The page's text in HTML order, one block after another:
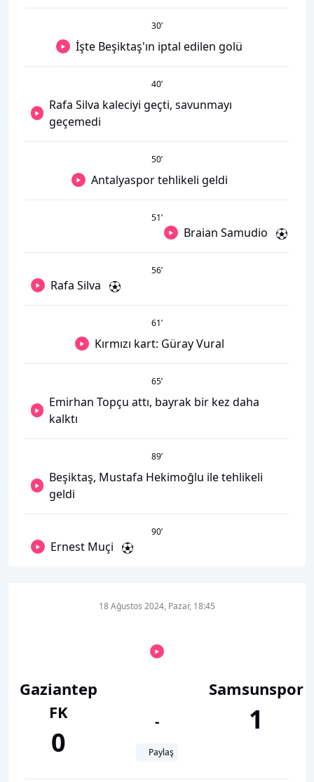
30’
İşte Beşiktaş'ın iptal edilen golü
40’
Rafa Silva kaleciyi geçti, savunmayı
geçemedi
50’
Antalyaspor tehlikeli geldi
51’
Braian Samudio
56’
Rafa Silva
61’
Kırmızı kart: Güray Vural
65’
Emirhan Topçu attı, bayrak bir kez daha
kalktı
89’
Beşiktaş, Mustafa Hekimoğlu ile tehlikeli
geldi
90’
Ernest Muçi
Gaziantep
FK
0
18 Ağustos 2024, Pazar, 18:45
-
Paylaş
Samsunspor
1